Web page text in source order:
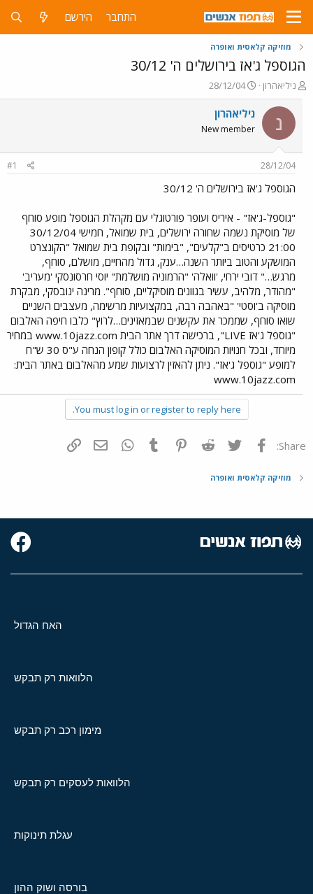
התחבר הירשם
מוזיקה קלאסית ואופרה
הגוספל ג'אז בירושלים ה' 30/12
פ
ו
ת
ח
ה
ש
א
ניליאהרון
פ
ו
ר
ס
ם
ר
28/12/04
נ ניליאהרון
New member
28/12/04
#1
הגוספל ג'אז בירושלים ה' 30/12
"גוספל-ג'אז" - איריס ועופר פורטוגלי עם מקהלת הגוספל מופע סוחף
של מוסיקת נשמה שחורה ירושלים, בית שמואל, חמישי 30/12/04
21:00 כרטיסים ב"קלעים", "בימות" ובקופת בית שמואל "הקונצרט
המושקע והטוב ביותר השנה…ענק, גדול מהחיים, מושלם, סוחף,
מרגש…" דובי ירחי, 'וואלה' "הרמוניה מושלמת" יוסי חרסונסקי 'מעריב'
"מהודר, מלהיב, עשיר בגוונים מוסיקליים, סוחף". מרינה ינובסקי, מבקרת
מוסיקה ב'וסטי' "באהבה רבה, במקצועיות מרשימה, מעצבים השניים
שואו סוחף, שממכר את עקשנים שבמאזינים…לרוץ" כלבו חיפה האלבום
"גוספל ג'אז LIVE", ברכישה דרך אתר הבית www.10jazz.com במחיר
מיוחד, ובכל חנויות המוסיקה האלבום כולל קופון הנחה ע"ס 30 ש"ח
למופע "גוספל ג'אז". ניתן להאזין לרצועות שמע מהאלבום באתר הבית:
www.10jazz.com
You must log in or register to reply here.
Share: פייסבוק Twitter
Reddit
Pinterest
Tumblr
WhatsAppדואר אלקטרוני
מוזיקה קלאסית ואופרה
האח הגדול
הלוואות רק תבקש
מימון רכב רק תבקש
הלוואות לעסקים רק תבקש
עגלת תינוקות
בורסה ושוק ההון